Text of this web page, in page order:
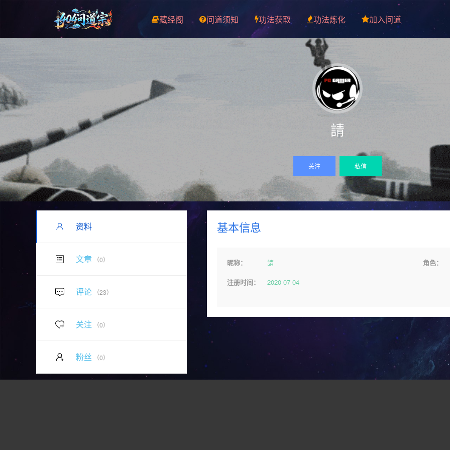
藏经阁 问道须知 功法获取 功法炼化 加入问道
請
关注 私信
资料
文章 （0）
评论 （23）
关注 （0）
粉丝 （0）
基本信息
昵称： 請 角色：
注册时间： 2020-07-04